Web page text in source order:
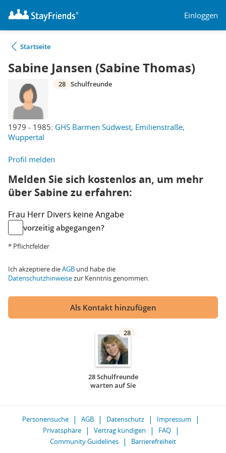
Einloggen
Startseite
Sabine Jansen (Sabine Thomas)
1979 - 1985: GHS Barmen Südwest, Emilienstraße,
Wuppertal
28 Schulfreunde
Profil melden
Melden Sie sich kostenlos an, um mehr
über Sabine zu erfahren:
Frau Herr Divers keine Angabe
vorzeitig abgegangen?
* Pflichtfelder
Ich akzeptiere dieAGB und habe die
Datenschutzhinweisezur Kenntnis genommen.
Als Kontakt hinzufügen
28
28 Schulfreunde
warten auf Sie
Personensuche AGB Datenschutz
Impressum
Privatsphäre
Vertrag kündigen
FAQ
Community Guidelines
Barrierefreiheit